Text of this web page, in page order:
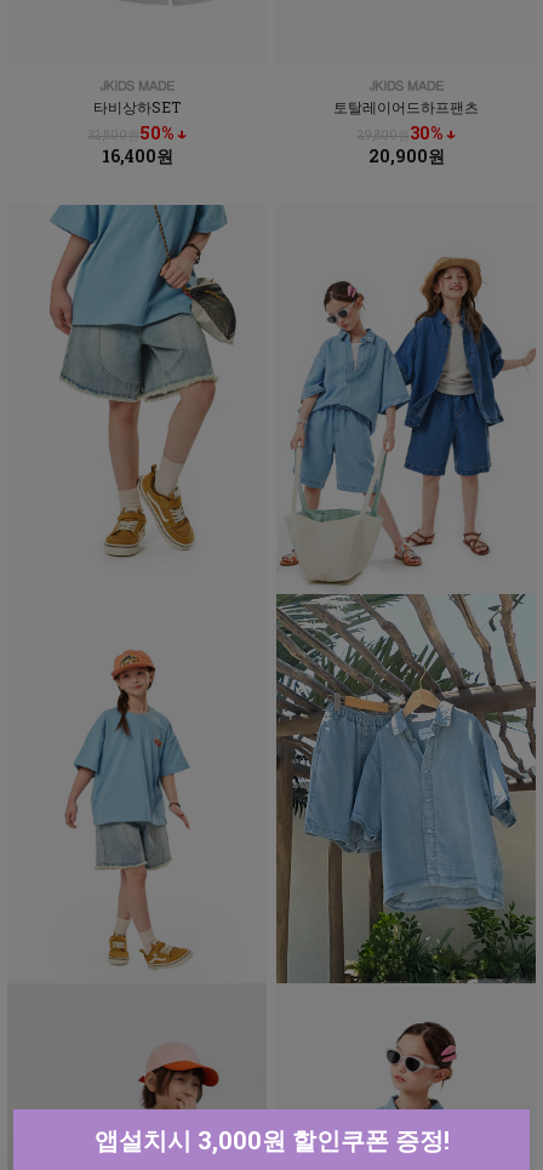
타비상하SET
32,800원50% ↓
16,400원
토탈레이어드하프팬츠
29,800원30% ↓
20,900원
앱설치시 3,000원 할인쿠폰 증정!